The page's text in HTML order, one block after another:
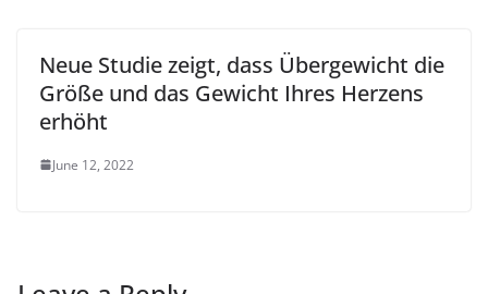
Neue Studie zeigt, dass Übergewicht die
Größe und das Gewicht Ihres Herzens
erhöht
June 12, 2022